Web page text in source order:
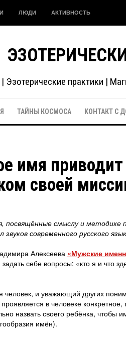
ЛЮДИ АКТИВНОСТЬ
Эзотерические практики |
ТАЙНЫ КОСМОСА КОНТАКТ С
имя
своей
посвящённые смыслу и методике
современного русского
Алексеева «Мужские
себе вопросы: «кто я и что
и уважающий других
в человеке
назвать своего ребёнка, чтобы
имён).